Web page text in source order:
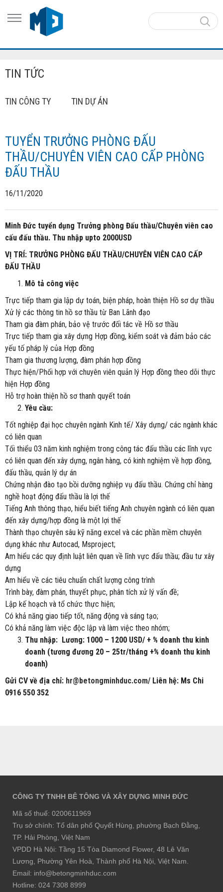
TIN TỨC
TIN CÔNG TY TIN DỰ ÁN
TUYỂN TRƯỞNG PHÒNG ĐẤU
THẦU/CHUYÊN VIÊN CAO CẤP PHÒNG
ĐẤU THẦU
16/11/2020
Minh Đức tuyển dụng Trưởng phòng Đấu thầu/Chuyên viên cao
cấu đấu thầu. Thu nhập upto 2000USD
VỊ TRÍ: TRƯỞNG PHÒNG ĐẤU THẦU/CHUYÊN VIÊN CAO CẤP
ĐẤU THẦU
Mô tả công việc
Trực tiếp tham gia lập dự toán, biện pháp, hoàn thiện Hồ sơ dự thầu
Xử lý các thông tin hồ sơ thầu từ Ban Lãnh đạo
Tham gia đàm phán, bảo vệ trước đối tác về Hồ sơ thầu
Trực tiếp tham gia xây dựng Hợp đồng, kiểm soát và đảm bảo các
yếu tố pháp lý của Hợp đồng
Tham gia thương lượng, đàm phán hợp đồng
Thực hiện/Phối hợp với chuyên viên quản lý Hợp đồng theo dõi thực
hiện Hợp đồng
Hỗ trợ hoàn thiện hồ sơ thanh quyết toán
Yêu cầu:
Tốt nghiệp đại học chuyên ngành Kinh tế/ Xây dựng/ các ngành khác
có liên quan
Tối thiểu 03 năm kinh nghiệm trong công tác đấu thầu các lĩnh vực
có liên quan đến xây dựng, ngân hàng, có kinh nghiệm về hợp đồng,
đấu thầu, quản lý dự án
Chứng nhận đào tạo bồi dưỡng nghiệp vụ đấu thầu. Chứng chỉ hàng
nghề hoạt động đấu thầu là lợi thế
Tiếng Anh thông thạo, hiểu biết tiếng Anh chuyên ngành có liên quan
đến xây dựng/hợp đồng là một lợi thế
Thành thạo chuyên sâu kỹ năng excel và các phần mềm chuyên
dụng khác như Autocad, Msproject;
Am hiểu các quy định luật liên quan về lĩnh vực đấu thầu; đầu tư xây
dựng
Am hiểu về các tiêu chuẩn chất lượng công trình
Trình bày, đàm phán, thuyết phục, phân tích xử lý vấn đề;
Lập kế hoạch và tổ chức thực hiện;
Có khả năng giao tiếp tốt, năng động và sáng tạo;
Có khả năng làm việc độc lập và làm việc theo nhóm;
Thu nhập: Lương: 1000 – 1200 USD/ + % doanh thu kinh
doanh (tương đương 20 – 25tr/tháng +% doanh thu kinh
doanh)
Gửi CV về địa chỉ: hr@betongminhduc.com/ Liên hệ: Ms Chi
0916 550 352
CÔNG TY TNHH BÊ TÔNG VÀ XÂY DỰNG MINH ĐỨC
Mã số thuế: 0200611969
Trụ sở chính: Tổ dân phố Quyết Hùng, phường Bạch Đằng,
TP. Hải Phòng, Việt Nam
VPDD Hà Nội: Tầng 15 Tòa Diamond Flower, 48 Lê Văn
Lương, Phường Yên Hoà, Thành phố Hà Nội, Việt Nam.
Email: info@betongminhduc.com
Hotline: 024 7308 8999